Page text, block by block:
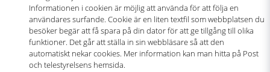
Informationen i cookien är möjlig att använda för att följa en
användares surfande. Cookie är en liten textfil som webbplatsen du
besöker begär att få spara på din dator för att ge tillgång till olika
funktioner. Det går att ställa in sin webbläsare så att den
automatiskt nekar cookies. Mer information kan man hitta på Post
och telestyrelsens hemsida.